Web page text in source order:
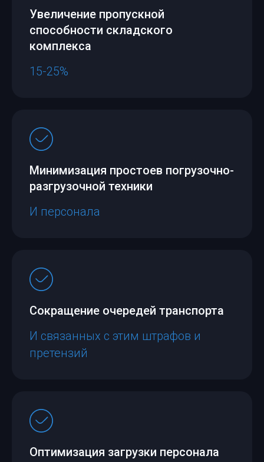
Увеличение пропускной
способности складского
комплекса
15-25%
Минимизация простоев погрузочно-
разгрузочной техники
И персонала
Сокращение очередей транспорта
И связанных с этим штрафов и
претензий
Оптимизация загрузки персонала